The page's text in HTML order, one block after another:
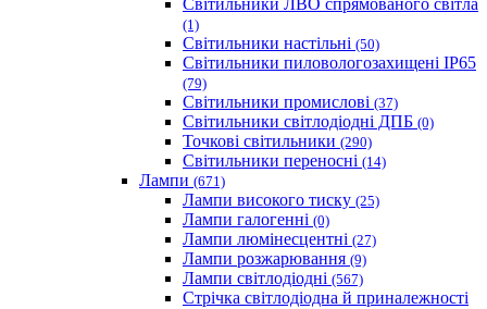
Світильники ЛВО спрямованого світла
(1)
Світильники настільні (50)
Світильники пиловологозахищені IP65
(79)
Світильники промислові (37)
Світильники світлодіодні ДПБ (0)
Точкові світильники (290)
Світильники переносні (14)
Лампи (671)
Лампи високого тиску (25)
Лампи галогенні (0)
Лампи люмінесцентні (27)
Лампи розжарювання (9)
Лампи світлодіодні (567)
Стрічка світлодіодна й приналежності